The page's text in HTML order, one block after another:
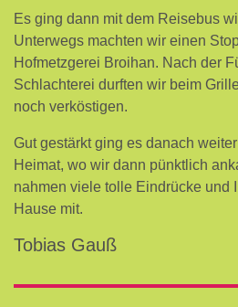
Es ging dann mit dem Reisebus
Unterwegs machten wir einen
Hofmetzgerei Broihan. Nach der
Schlachterei durften wir beim
noch verköstigen.
Gut gestärkt ging es danach
Heimat, wo wir dann pünktlich
nahmen viele tolle Eindrücke und
Hause mit.
Tobias Gauß